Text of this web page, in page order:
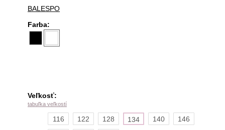
BALESPO
Farba:
Veľkosť:
tabuľka veľkostí
116 122 128 134 140 146